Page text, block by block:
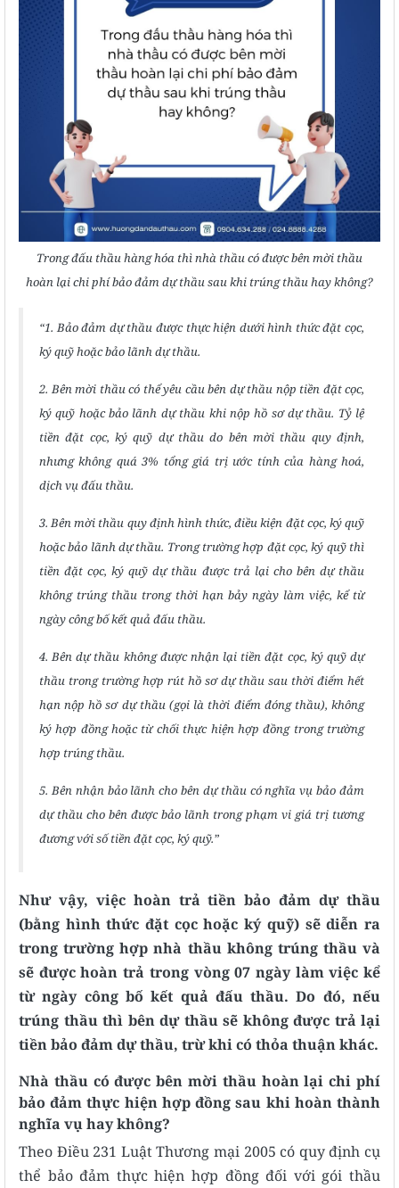
Trong đấu thầu hàng hóa thì nhà thầu có được bên mời thầu
hoàn lại chi phí bảo đảm dự thầu sau khi trúng thầu hay không?
“1. Bảo đảm dự thầu được thực hiện dưới hình thức đặt cọc,
ký quỹ hoặc bảo lãnh dự thầu.
2. Bên mời thầu có thể yêu cầu bên dự thầu nộp tiền đặt cọc,
ký quỹ hoặc bảo lãnh dự thầu khi nộp hồ sơ dự thầu. Tỷ lệ
tiền đặt cọc, ký quỹ dự thầu do bên mời thầu quy định,
nhưng không quá 3% tổng giá trị ước tính của hàng hoá,
dịch vụ đấu thầu.
3. Bên mời thầu quy định hình thức, điều kiện đặt cọc, ký quỹ
hoặc bảo lãnh dự thầu. Trong trường hợp đặt cọc, ký quỹ thì
tiền đặt cọc, ký quỹ dự thầu được trả lại cho bên dự thầu
không trúng thầu trong thời hạn bảy ngày làm việc, kể từ
ngày công bố kết quả đấu thầu.
4. Bên dự thầu không được nhận lại tiền đặt cọc, ký quỹ dự
thầu trong trường hợp rút hồ sơ dự thầu sau thời điểm hết
hạn nộp hồ sơ dự thầu (gọi là thời điểm đóng thầu), không
ký hợp đồng hoặc từ chối thực hiện hợp đồng trong trường
hợp trúng thầu.
5. Bên nhận bảo lãnh cho bên dự thầu có nghĩa vụ bảo đảm
dự thầu cho bên được bảo lãnh trong phạm vi giá trị tương
đương với số tiền đặt cọc, ký quỹ.”
Như vậy, việc hoàn trả tiền bảo đảm dự thầu
(bằng hình thức đặt cọc hoặc ký quỹ) sẽ diễn ra
trong trường hợp nhà thầu không trúng thầu và
sẽ được hoàn trả trong vòng 07 ngày làm việc kể
từ ngày công bố kết quả đấu thầu. Do đó, nếu
trúng thầu thì bên dự thầu sẽ không được trả lại
tiền bảo đảm dự thầu, trừ khi có thỏa thuận khác.
Nhà thầu có được bên mời thầu hoàn lại chi phí
bảo đảm thực hiện hợp đồng sau khi hoàn thành
nghĩa vụ hay không?
Theo Điều 231 Luật Thương mại 2005 có quy định cụ
thể bảo đảm thực hiện hợp đồng đối với gói thầu